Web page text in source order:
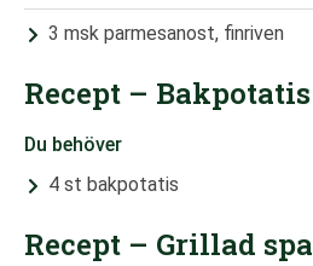
3 msk parmesanost, finriven
Recept – Bakpotatis
Du behöver
4 st bakpotatis
Recept – Grillad